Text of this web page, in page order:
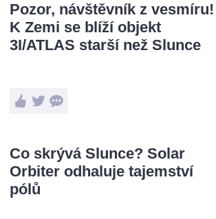
Pozor, návštěvník z vesmíru!
K Zemi se blíží objekt
3I/ATLAS starší než Slunce
Co skrývá Slunce? Solar
Orbiter odhaluje tajemství
pólů